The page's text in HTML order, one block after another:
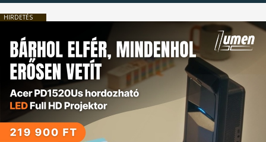
HIRDETÉS